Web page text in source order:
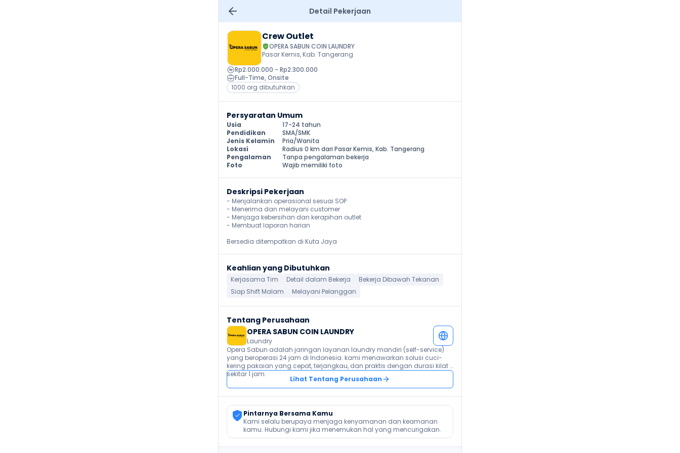
Detail Pekerjaan
Crew Outlet
OPERA SABUN COIN LAUNDRY
Pasar Kemis, Kab. Tangerang
Rp2.000.000 - Rp2.300.000
Full-Time, Onsite
1000 org dibutuhkan
Persyaratan Umum
Usia
17-24 tahun
Pendidikan
SMA/SMK
Jenis Kelamin
Pria/Wanita
Lokasi
Radius 0 km dari Pasar Kemis, Kab. Tangerang
Pengalaman
Tanpa pengalaman bekerja
Foto
Wajib memiliki foto
Deskripsi Pekerjaan
- Menjalankan operasional sesuai SOP
- Menerima dan melayani customer
- Menjaga kebersihan dan kerapihan outlet
- Membuat laporan harian
Bersedia ditempatkan di Kuta Jaya
Keahlian yang Dibutuhkan
Kerjasama Tim Detail dalam Bekerja
Bekerja Dibawah Tekanan
Siap Shift Malam
Melayani Pelanggan
Tentang Perusahaan
OPERA SABUN COIN LAUNDRY
Laundry
Opera Sabun adalah jaringan layanan laundry mandiri (self-service)
yang beroperasi 24 jam di Indonesia. kami menawarkan solusi cuci-
kering pakaian yang cepat, terjangkau, dan praktis dengan durasi kilat
sekitar 1 jam.
Lihat Tentang Perusahaan
Pintarnya Bersama Kamu
Kami selalu berupaya menjaga kenyamanan dan keamanan
kamu. Hubungi kami jika menemukan hal yang mencurigakan.